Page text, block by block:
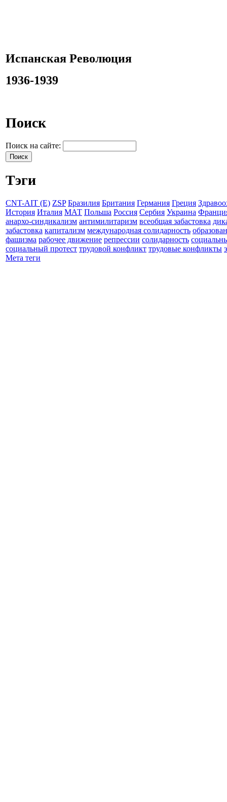
Испанская Революция
1936-1939
Поиск
Поиск на сайте:
Тэги
CNT-AIT (E) ZSP Бразилия Британия Германия Греция
История Италия МАТ Польша Россия Сербия Украина
анархо-синдикализм антимилитаризм всеобщая забастовка
забастовка капитализм международная солидарность
фашизма рабочее движение репрессии солидарность
социальный протест трудовой конфликт трудовые конфликты
Мета теги